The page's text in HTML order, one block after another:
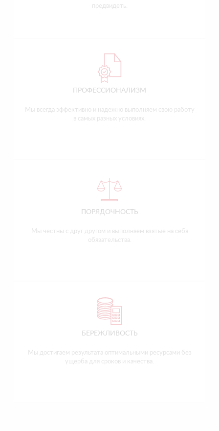
предвидеть.
ПРОФЕССИОНАЛИЗМ
Мы всегда эффективно и надежно выполняем свою работу
в самых разных условиях.
ПОРЯДОЧНОСТЬ
Мы честны с друг другом и выполняем взятые на себя
обязательства.
БЕРЕЖЛИВОСТЬ
Мы достигаем результата оптимальными ресурсами без
ущерба для сроков и качества.